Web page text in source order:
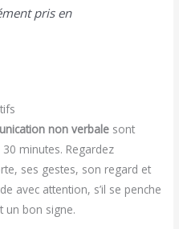
pris en
non verbale sont
minutes. Regardez
ses gestes, son regard et
avec attention, s’il se penche
un bon signe.